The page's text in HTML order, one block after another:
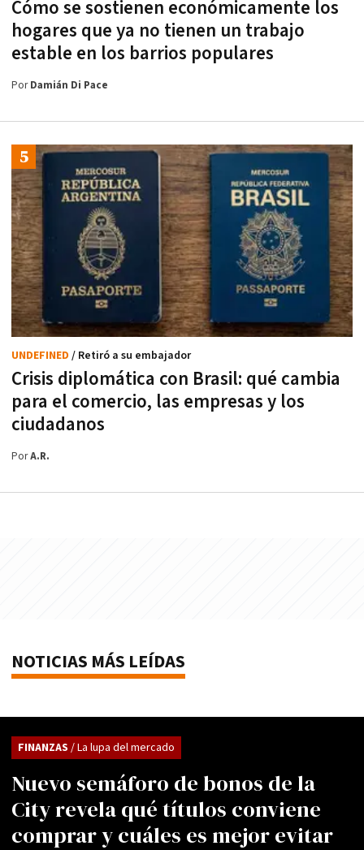
Cómo se sostienen económicamente los
hogares que ya no tienen un trabajo
estable en los barrios populares
PorDamián Di Pace
Crisis diplomática con Brasil: qué cambia
para el comercio, las empresas y los
ciudadanos
UNDEFINED / Retiró a su embajador
PorA.R.
NOTICIAS MÁS LEÍDAS
Nuevo semáforo de bonos de la
City revela qué títulos conviene
comprar y cuáles es mejor evitar
FINANZAS / La lupa del mercado